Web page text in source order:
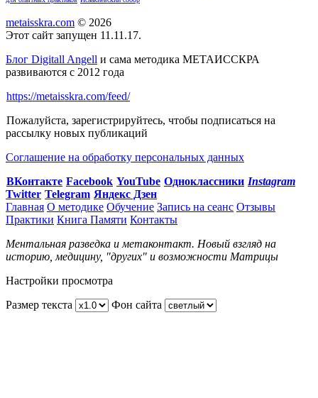
metaisskra.com © 2026
Этот сайт запущен 11.11.17.
Блог Digitall Angell и сама методика МЕТАИССКРА
развиваются с 2012 года
https://metaisskra.com/feed/
Пожалуйста, зарегистрируйтесь, чтобы подписаться на
рассылку новых публикаций
Соглашение на обработку персональных данных
ВКонтакте Facebook YouTube Одноклассники Instagram
Twitter Telegram Яндекс Дзен
Главная О методике Обучение Запись на сеанс Отзывы
Практики Книга Памяти Контакты
Ментальная разведка и метаконтакт. Новый взгляд на
историю, медицину, "других" и возможности Матрицы
Настройки просмотра
Размер текста
Фон сайта